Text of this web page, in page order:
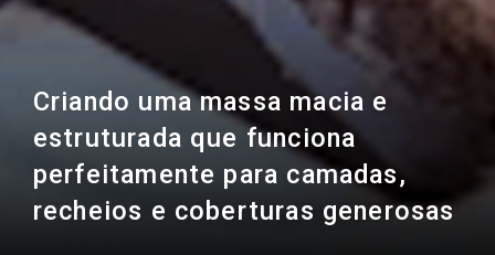
Criando uma massa macia e
estruturada que funciona
perfeitamente para camadas,
recheios e coberturas generosas